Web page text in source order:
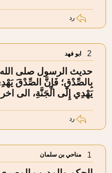
رد
2 ابو فهد
حديث الرسول صلى
بِالصِّدْقِ؛ فَإِنَّ الصِّدْقَ
يَهْدِي إِلَى الْجَنَّةِ، الى
رد
1 مناحي بن سلمان